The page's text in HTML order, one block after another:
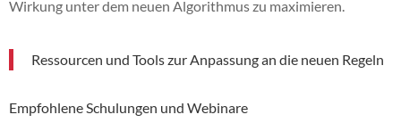
Wirkung unter dem neuen Algorithmus zu maximieren.
Ressourcen und Tools zur Anpassung an die neuen Regeln
Empfohlene Schulungen und Webinare